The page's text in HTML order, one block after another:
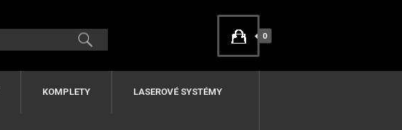
0
KOMPLETY LASEROVÉ SYSTÉMY